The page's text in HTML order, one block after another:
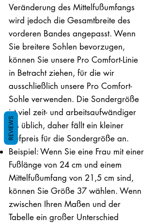
Veränderung des Mittelfußumfangs
wird jedoch die Gesamtbreite des
vorderen Bandes angepasst. Wenn
Sie breitere Sohlen bevorzugen,
können Sie unsere Pro Comfort-Linie
in Betracht ziehen, für die wir
ausschließlich unsere Pro Comfort-
Sohle verwenden. Die Sondergröße
ist viel zeit- und arbeitsaufwändiger
als üblich, daher fällt ein kleiner
Aufpreis für die Sondergröße an.
Beispiel: Wenn Sie eine Frau mit einer
Fußlänge von 24 cm und einem
Mittelfußumfang von 21,5 cm sind,
können Sie Größe 37 wählen. Wenn
zwischen Ihren Maßen und der
Tabelle ein großer Unterschied
REVIEWS